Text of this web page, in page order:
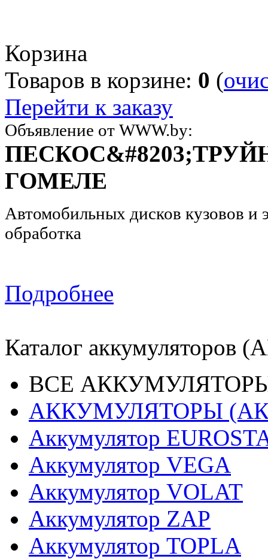
Корзина
Товаров в корзине: 0 (
Перейти к заказу
Объявление от WWW.by:
ГОМЕЛЕ
Автомобильных дисков кузовов и
обработка
Подробнее
Каталог аккумуляторов
ВСЕ
АККУМУЛЯТОРЫ
Аккумулятор
Аккумулятор VEGA
Аккумулятор VOLAT
Аккумулятор ZAP
Аккумулятор TOPLA